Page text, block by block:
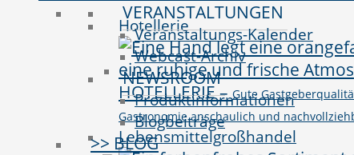
Hotellerie
HOTELLERIE–Gute
Gastronomie anschaulich und
Lebensmittelgroßhandel
VERANSTALTUNGEN
Veranstaltungs-Kalender
Webcast-Archiv
NEWSROOM
Produktinformationen
Blogbeiträge
>> BLOG